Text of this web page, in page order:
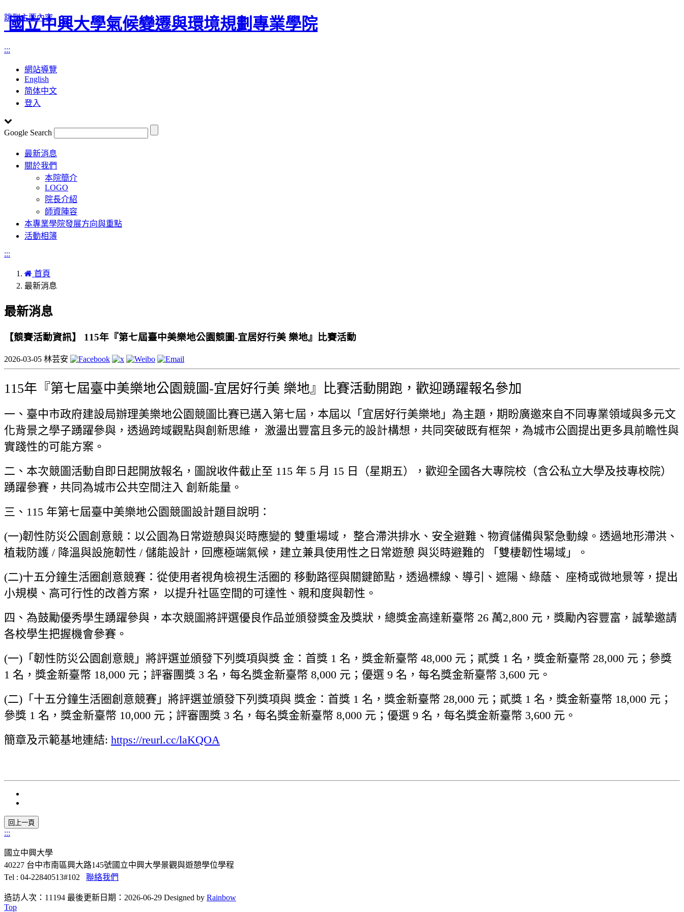
跳到主要內容
國立中興大學氣候變遷與環境規劃專業學院
:::
網站導覽
English
简体中文
登入
Google Search
Toggle
navigation
最新消息
關於我們
本院簡介
LOGO
院長介紹
師資陣容
本專業學院發展方向與重點
活動相簿
:::
首頁
最新消息
最新消息
【競賽活動資訊】 115年『第七屆臺中美樂地公園競圖-宜居好行美 樂地』比賽活動
2026-03-05 林芸安
115年『第七屆臺中美樂地公園競圖-宜居好行美 樂地』比賽活動開跑，歡迎踴躍報名參加
一、臺中市政府建設局辦理美樂地公園競圖比賽已邁入第七屆，本屆以「宜居好行美樂地」為主題，期盼廣邀來自不同專業領域與多元文
化背景之學子踴躍參與，透過跨域觀點與創新思維， 激盪出豐富且多元的設計構想，共同突破既有框架，為城市公園提出更多具前瞻性與
實踐性的可能方案。
二、本次競圖活動自即日起開放報名，圖說收件截止至 115 年 5 月 15 日（星期五），歡迎全國各大專院校（含公私立大學及技專校院）
踴躍參賽，共同為城市公共空間注入 創新能量。
三、115 年第七屆臺中美樂地公園競圖設計題目說明：
(一)韌性防災公園創意競：以公園為日常遊憩與災時應變的 雙重場域， 整合滯洪排水、安全避難、物資儲備與緊急動線。透過地形滯洪、
植栽防護 / 降溫與設施韌性 / 儲能設計，回應極端氣候，建立兼具使用性之日常遊憩 與災時避難的 「雙棲韌性場域」。
(二)十五分鐘生活圈創意競賽：從使用者視角檢視生活圈的 移動路徑與關鍵節點，透過標線、導引、遮陽、綠蔭、 座椅或微地景等，提出
小規模、高可行性的改善方案， 以提升社區空間的可達性、親和度與韌性。
四、為鼓勵優秀學生踴躍參與，本次競圖將評選優良作品並頒發獎金及獎狀，總獎金高達新臺幣 26 萬2,800 元，獎勵內容豐富，誠摯邀請
各校學生把握機會參賽。
(一)「韌性防災公園創意競」將評選並頒發下列獎項與獎 金：首獎 1 名，獎金新臺幣 48,000 元；貳獎 1 名，獎金新臺幣 28,000 元；參獎
1 名，獎金新臺幣 18,000 元；評審團獎 3 名，每名獎金新臺幣 8,000 元；優選 9 名，每名獎金新臺幣 3,600 元。
(二)「十五分鐘生活圈創意競賽」將評選並頒發下列獎項與 獎金：首獎 1 名，獎金新臺幣 28,000 元；貳獎 1 名，獎金新臺幣 18,000 元；
參獎 1 名，獎金新臺幣 10,000 元；評審團獎 3 名，每名獎金新臺幣 8,000 元；優選 9 名，每名獎金新臺幣 3,600 元。
簡章及示範基地連結: https://reurl.cc/laKQOA
:::
國立中興大學
40227 台中市南區興大路145號國立中興大學景觀與遊憩學位學程
Tel : 04-22840513#102 聯絡我們
造訪人次：11194 最後更新日期：2026-06-29 Designed by Rainbow
Top